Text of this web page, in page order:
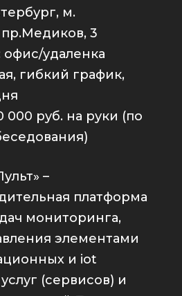
м.
3
удаленка
гибкий график,
000 руб. на руки (по
–
платформа
мониторинга,
элементами
и iot
(сервисов) и